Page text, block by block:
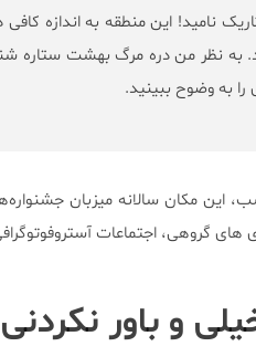
نامید! این منطقه به اندازه کافی
نظر من دره مرگ بهشت ستاره
را به وضوح ببینید.
این مکان سالانه میزبان
گروهی، اجتماعات